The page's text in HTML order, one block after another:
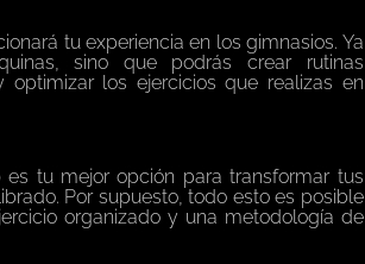
tu experiencia en los gimnasios. Ya
sino que podrás crear rutinas
los ejercicios que realizas en
es tu mejor opción para transformar tus
. Por supuesto, todo esto es posible
organizado y una metodología de